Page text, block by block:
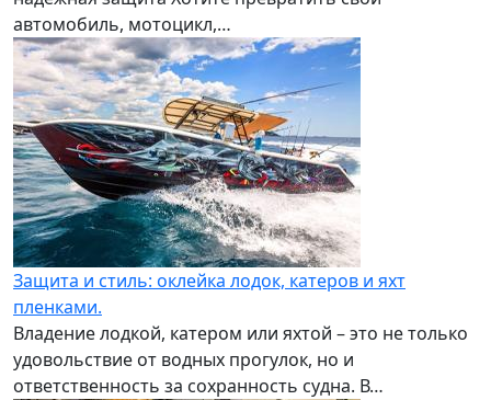
автомобиль, мотоцикл,…
Защита и стиль: оклейка лодок, катеров и яхт
пленками.
Владение лодкой, катером или яхтой – это не только
удовольствие от водных прогулок, но и
ответственность за сохранность судна. В…